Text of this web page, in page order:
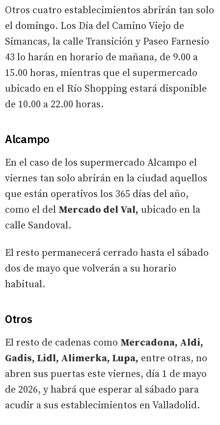
Otros cuatro establecimientos abrirán tan solo
el domingo. Los Día del Camino Viejo de
Simancas, la calle Transición y Paseo Farnesio
43 lo harán en horario de mañana, de 9.00 a
15.00 horas, mientras que el supermercado
ubicado en el Río Shopping estará disponible
de 10.00 a 22.00 horas.
Alcampo
En el caso de los supermercado Alcampo el
viernes tan solo abrirán en la ciudad aquellos
que están operativos los 365 días del año,
como el del Mercado del Val, ubicado en la
calle Sandoval.
El resto permanecerá cerrado hasta el sábado
dos de mayo que volverán a su horario
habitual.
Otros
El resto de cadenas como Mercadona, Aldi,
Gadis, Lidl, Alimerka, Lupa, entre otras, no
abren sus puertas este viernes, día 1 de mayo
de 2026, y habrá que esperar al sábado para
acudir a sus establecimientos en Valladolid.